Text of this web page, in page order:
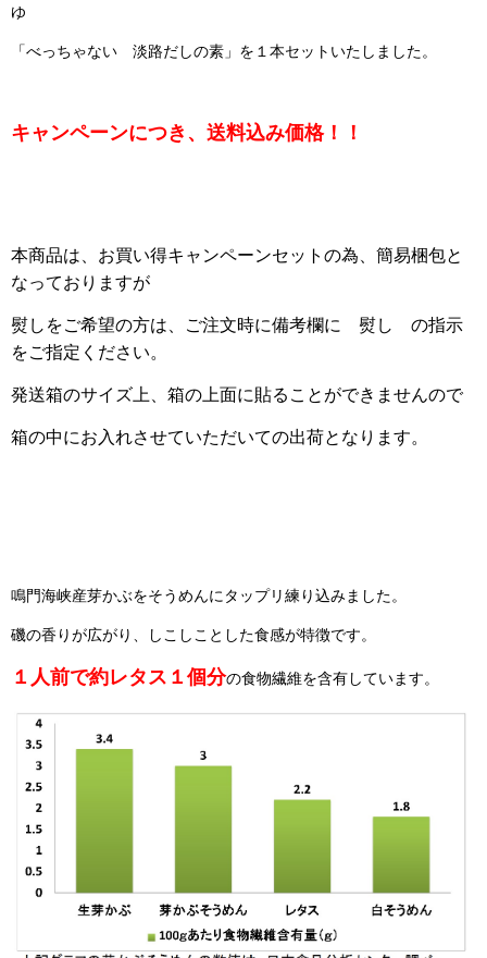
ゆ
「べっちゃない 淡路だしの素」を１本セットいたしました。
キャンペーンにつき、送料込み価格！！
本商品は、お買い得キャンペーンセットの為、簡易梱包と
なっておりますが
熨しをご希望の方は、 ご注文時に備考欄に 熨し の指示
をご指定ください。
発送箱のサイズ上、箱の上面に貼ることができませんので
箱の中にお入れさせていただいての出荷となります。
鳴門海峡産芽かぶをそうめんにタップリ練り込みました。
磯の香りが広がり、しこしことした食感が特徴です。
１人前で約レタス１個分の食物繊維を含有しています。